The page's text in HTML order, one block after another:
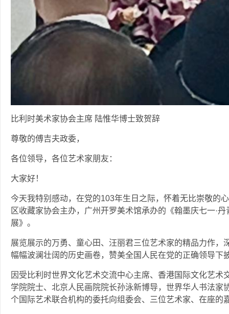
比利时美术家协会主席 陆惟华博士致贺辞
尊敬的傅吉夫政委，
各位领导，各位艺术家朋友：
大家好！
今天我特别感动，在党的103年生日之际，怀着无比崇敬的
区收藏家协会主办，广州开罗美术馆承办的《翰墨庆七一·
展》。
展览展示的万勇、童心田、汪丽君三位艺术家的精品力作，
幅幅波澜壮阔的历史画卷，赞美全国人民在党的正确领导下
因受比利时世界文化艺术交流中心主席、香港国际文化艺
学院院士、北京人民画院院长孙泳新博导，世界华人书法家
个国际艺术联合机构的委托向组委会、三位艺术家、在座的